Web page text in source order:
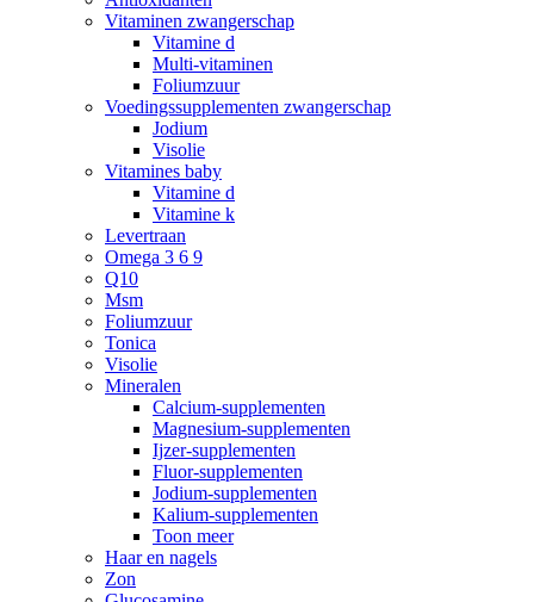
Vitaminen zwangerschap
Vitamine d
Multi-vitaminen
Foliumzuur
Voedingssupplementen zwangerschap
Jodium
Visolie
Vitamines baby
Vitamine d
Vitamine k
Levertraan
Omega 3 6 9
Q10
Msm
Foliumzuur
Tonica
Visolie
Mineralen
Calcium-supplementen
Magnesium-supplementen
Ijzer-supplementen
Fluor-supplementen
Jodium-supplementen
Kalium-supplementen
Toon meer
Haar en nagels
Zon